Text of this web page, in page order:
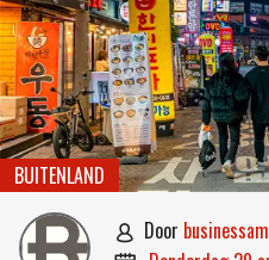
BUITENLAND
 door